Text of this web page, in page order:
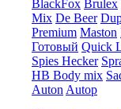
BlackFox Brulex
Mix De Beer
Premium Maston
Готовый Quick
Spies Hecker
HB Body mix
Auton Autop